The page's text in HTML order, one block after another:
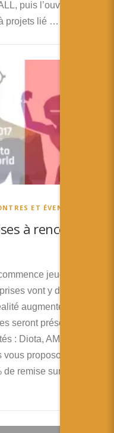
puis l’ouverture du
projets lié …
ET ÉVENEMENTS
à rencontrer
jeudi à
vont y dévoiler
augmentée. Parmi
seront présentes pour
: Diota, AMA et
proposons le code
remise sur vos